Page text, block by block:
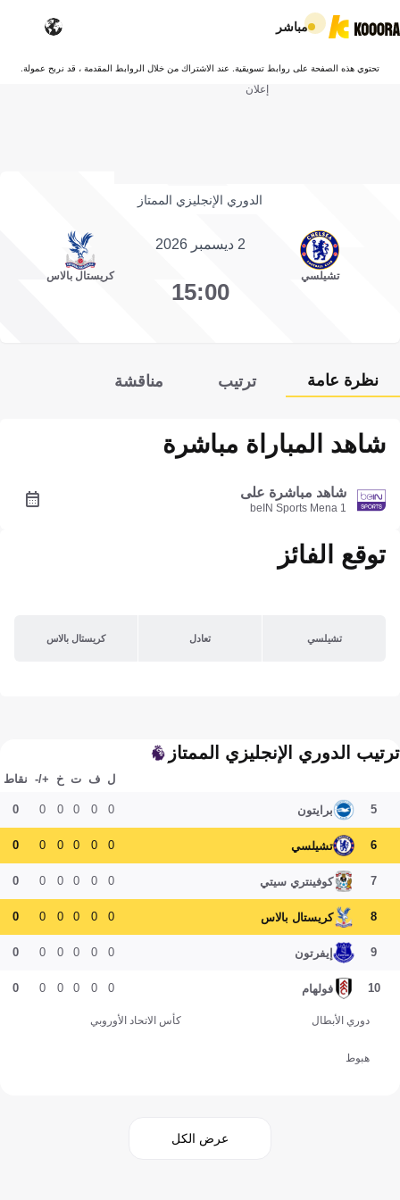
مباشر
تحتوي هذه الصفحة على روابط تسويقية. عند الاشتراك من خلال الروابط المقدمة ، قد نربح عمولة.
إعلان
الدوري الإنجليزي الممتاز
تشيلسي
2 ديسمبر 2026
15:00
كريستال بالاس
نظرة عامة ترتيب مناقشة
شاهد المباراة مباشرة
شاهد مباشرة على
beIN Sports Mena 1
توقع الفائز
تشيلسي تعادل كريستال بالاس
ترتيب الدوري الإنجليزي الممتاز
ل ف ت خ +/- نقاط
5 برايتون 0
0
0
0
0
0
6 تشيلسي 0
0
0
0
0
0
7 كوفينتري سيتي 0
0
0
0
0
0
8 كريستال بالاس 0
0
0
0
0
0
9 إيفرتون 0
0
0
0
0
0
10 فولهام 0
0
0
0
0
0
دوري الأبطال كأس الاتحاد الأوروبي
هبوط
عرض الكل